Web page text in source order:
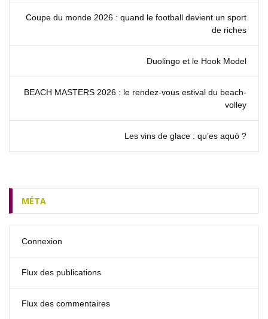
Coupe du monde 2026 : quand le football devient un sport
de riches
Duolingo et le Hook Model
BEACH MASTERS 2026 : le rendez‑vous estival du beach-
volley
Les vins de glace : qu’es aquò ?
MÉTA
Connexion
Flux des publications
Flux des commentaires